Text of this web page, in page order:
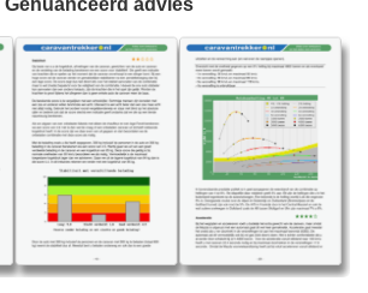
Genuanceerd advies